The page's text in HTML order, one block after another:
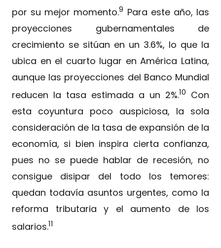
por su mejor momento.9 Para este año, las
proyecciones gubernamentales de
crecimiento se sitúan en un 3.6%, lo que la
ubica en el cuarto lugar en América Latina,
aunque las proyecciones del Banco Mundial
reducen la tasa estimada a un 2%.10 Con
esta coyuntura poco auspiciosa, la sola
consideración de la tasa de expansión de la
economía, si bien inspira cierta confianza,
pues no se puede hablar de recesión, no
consigue disipar del todo los temores:
quedan todavía asuntos urgentes, como la
reforma tributaria y el aumento de los
salarios.11